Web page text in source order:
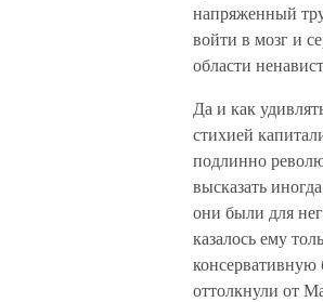
напряженный
войти в мозг и
области
Да и как
стихией
подлинно
высказать
они были для
казалось ему
консервативную
оттолкнули от